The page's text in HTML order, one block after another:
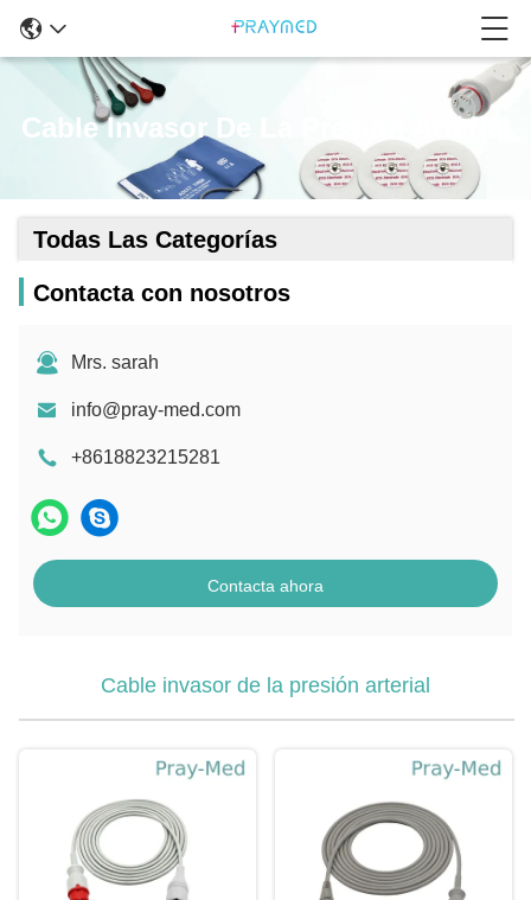
Cable Invasor De La Presión Arterial
Todas Las Categorías
Contacta con nosotros
Mrs. sarah
info@pray-med.com
+8618823215281
Contacta ahora
Cable invasor de la presión arterial